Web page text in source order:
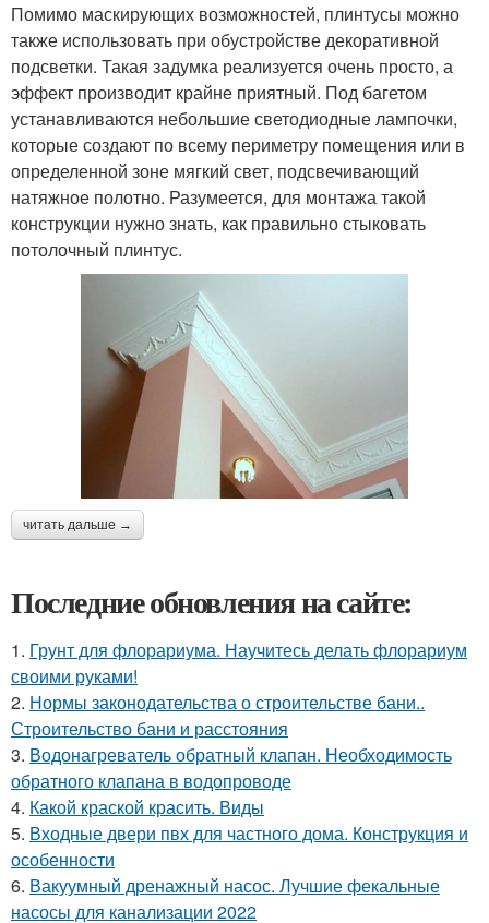
Помимо маскирующих возможностей, плинтусы можно
также использовать при обустройстве декоративной
подсветки. Такая задумка реализуется очень просто, а
эффект производит крайне приятный. Под багетом
устанавливаются небольшие светодиодные лампочки,
которые создают по всему периметру помещения или в
определенной зоне мягкий свет, подсвечивающий
натяжное полотно. Разумеется, для монтажа такой
конструкции нужно знать, как правильно стыковать
потолочный плинтус.
читать дальше →
Последние обновления на сайте:
1. Грунт для флорариума. Научитесь делать флорариум
своими руками!
2. Нормы законодательства о строительстве бани..
Строительство бани и расстояния
3. Водонагреватель обратный клапан. Необходимость
обратного клапана в водопроводе
4. Какой краской красить. Виды
5. Входные двери пвх для частного дома. Конструкция и
особенности
6. Вакуумный дренажный насос. Лучшие фекальные
насосы для канализации 2022